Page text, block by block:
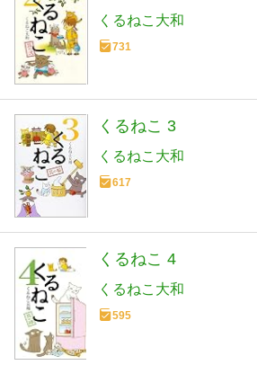
くるねこ大和
731
くるねこ 3
くるねこ大和
617
くるねこ 4
くるねこ大和
595